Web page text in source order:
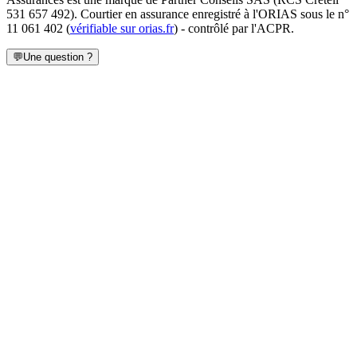
531 657 492). Courtier en assurance enregistré à l'ORIAS sous le n°
11 061 402 (vérifiable sur orias.fr) - contrôlé par l'ACPR.
💬Une question ?